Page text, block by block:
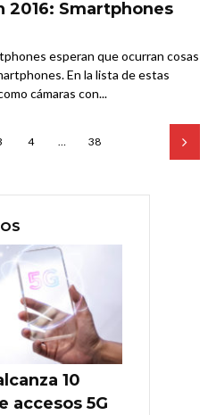
2016: Smartphones
esperan que ocurran cosas
En la lista de estas
cámaras con...
4 … 38
10
accesos 5G